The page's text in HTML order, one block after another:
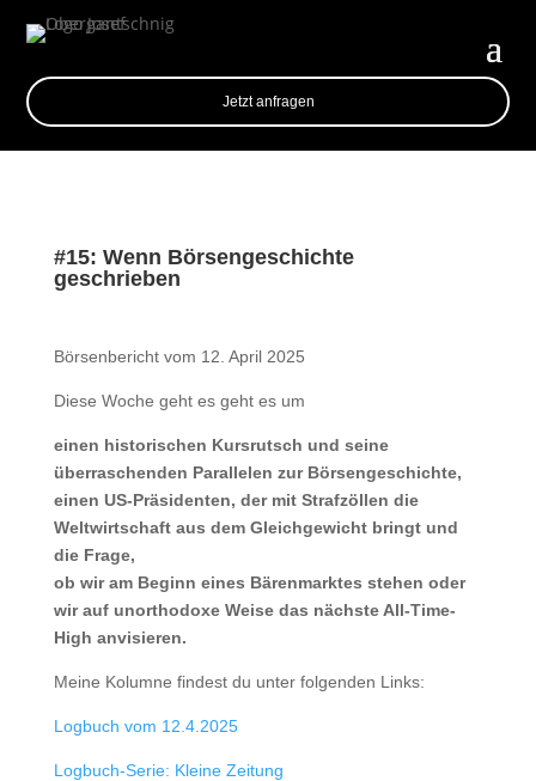
Jetzt anfragen
#15: Wenn Börsengeschichte
geschrieben
Börsenbericht vom 12. April 2025
Diese Woche geht es geht es um
einen historischen Kursrutsch und seine
überraschenden Parallelen zur Börsengeschichte,
einen US-Präsidenten, der mit Strafzöllen die
Weltwirtschaft aus dem Gleichgewicht bringt und
die Frage,
ob wir am Beginn eines Bärenmarktes stehen oder
wir auf unorthodoxe Weise das nächste All-Time-
High anvisieren.
Meine Kolumne findest du unter folgenden Links:
Logbuch vom 12.4.2025
Logbuch-Serie: Kleine Zeitung